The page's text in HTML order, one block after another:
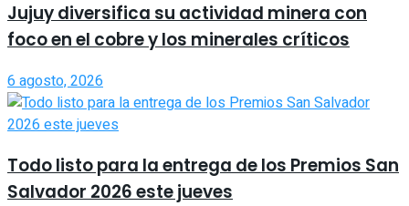
Jujuy diversifica su actividad minera con
foco en el cobre y los minerales críticos
6 agosto, 2026
Todo listo para la entrega de los Premios San
Salvador 2026 este jueves